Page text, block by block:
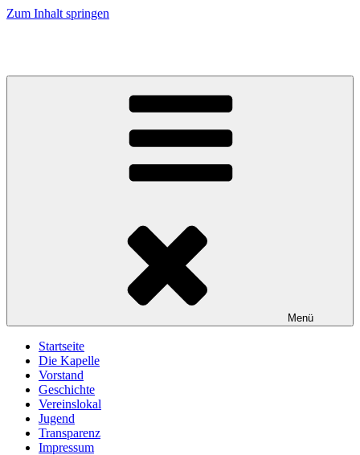
Zum Inhalt springen
Menü
Startseite
Die Kapelle
Vorstand
Geschichte
Vereinslokal
Jugend
Transparenz
Impressum